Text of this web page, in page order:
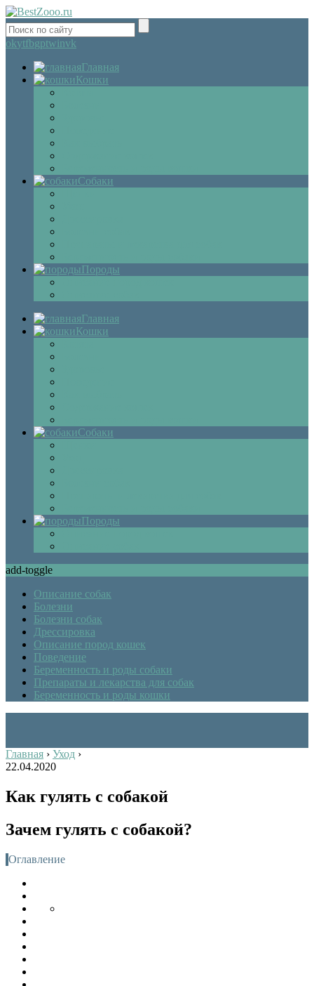
okytfbgptwinvk
Главная
Кошки
Собаки
Породы
Главная
Кошки
Собаки
Породы
add-toggle
Описание собак
Болезни
Болезни собак
Дрессировка
Описание пород кошек
Поведение
Беременность и роды собаки
Препараты и лекарства для собак
Беременность и роды кошки
Главная › Уход ›
22.04.2020
Как гулять с собакой
Зачем гулять с собакой?
Оглавление